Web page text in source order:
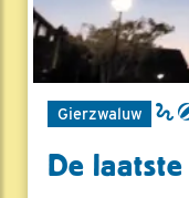
Gierzwaluw
De